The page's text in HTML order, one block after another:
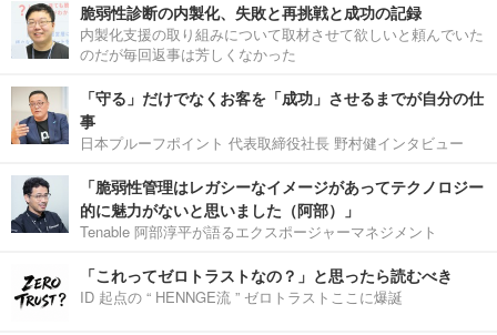
脆弱性診断の内製化、失敗と再挑戦と成功の記録
内製化支援の取り組みについて取材させて欲しいと頼んでいた
のだが毎回返事は芳しくなかった
「守る」だけでなくお客を「成功」させるまでが自分の仕
事
日本プルーフポイント 代表取締役社長 野村健インタビュー
「脆弱性管理はレガシーなイメージがあってテクノロジー
的に魅力がないと思いました（阿部）」
Tenable 阿部淳平が語るエクスポージャーマネジメント
「これってゼロトラストなの？」と思ったら読むべき
ID 起点の “ HENNGE流 ” ゼロトラストここに爆誕